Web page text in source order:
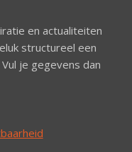
en actualiteiten
structureel een
je gegevens dan